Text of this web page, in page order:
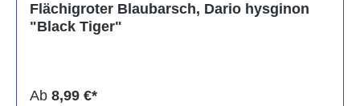
Flächigroter Blaubarsch, Dario hysginon
"Black Tiger"
Ab 8,99 €*